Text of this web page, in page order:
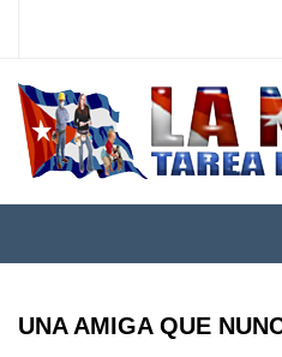
UNA AMIGA QUE